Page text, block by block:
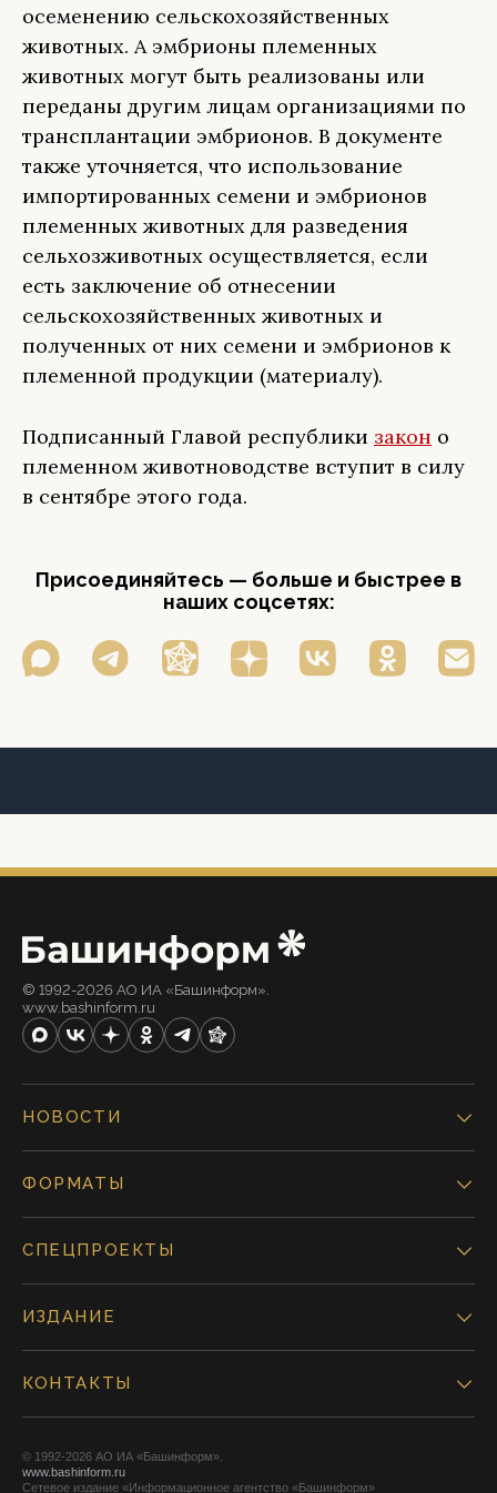
осеменению сельскохозяйственных
животных. А эмбрионы племенных
животных могут быть реализованы или
переданы другим лицам организациями по
трансплантации эмбрионов. В документе
также уточняется, что использование
импортированных семени и эмбрионов
племенных животных для разведения
сельхозживотных осуществляется, если
есть заключение об отнесении
сельскохозяйственных животных и
полученных от них семени и эмбрионов к
племенной продукции (материалу).
Подписанный Главой республики закон о
племенном животноводстве вступит в силу
в сентябре этого года.
Присоединяйтесь — больше и быстрее в
наших соцсетях:
© 1992-2026 АО ИА «Башинформ».
www.bashinform.ru
НОВОСТИ
ФОРМАТЫ
СПЕЦПРОЕКТЫ
ИЗДАНИЕ
КОНТАКТЫ
© 1992-2026 АО ИА «Башинформ».
www.bashinform.ru
Сетевое издание «Информационное агентство «Башинформ»